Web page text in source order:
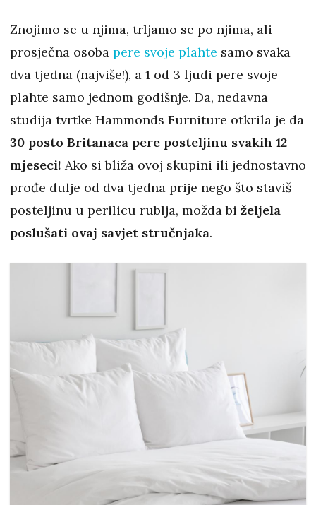
Znojimo se u njima, trljamo se po njima, ali
prosječna osoba pere svoje plahte samo svaka
dva tjedna (najviše!), a 1 od 3 ljudi pere svoje
plahte samo jednom godišnje. Da, nedavna
studija tvrtke Hammonds Furniture otkrila je da
30 posto Britanaca pere posteljinu svakih 12
mjeseci! Ako si bliža ovoj skupini ili jednostavno
prođe dulje od dva tjedna prije nego što staviš
posteljinu u perilicu rublja, možda bi željela
poslušati ovaj savjet stručnjaka.